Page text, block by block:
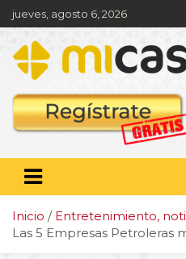
Saltar
al
contenido
jueves, agosto 6, 2026
Pronóstico
apuestas y
deportiva
Inicio
Entretenimiento,
Las 5 Empresas Petroleras